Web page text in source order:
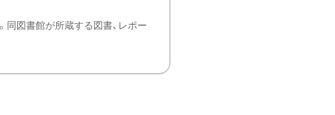
図書館が所蔵する図書、レポー